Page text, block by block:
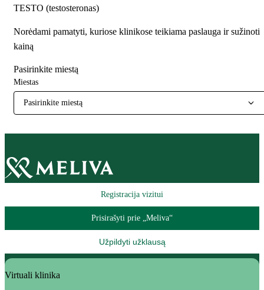
TESTO (testosteronas)
Norėdami pamatyti, kuriose klinikose teikiama paslauga ir sužinoti
kainą
Pasirinkite miestą
Miestas
Pasirinkite miestą
Registracija vizitui
Prisirašyti prie „Meliva“
Užpildyti užklausą
Virtuali klinika